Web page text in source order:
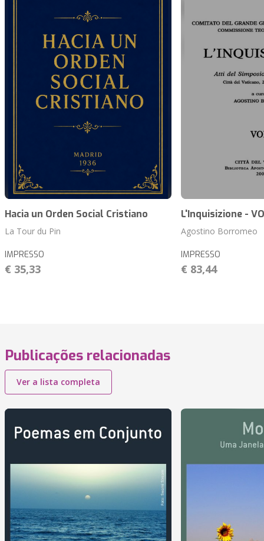
Hacia un Orden Social Cristiano
La Tour du Pin
IMPRESSO
€ 35,33
L'Inquisizione -
Agostino Borromeo
IMPRESSO
€ 83,44
Publicações relacionadas
Ver a lista completa